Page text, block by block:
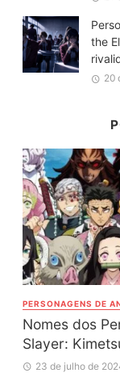
the
20
PERSONAGENS DE
Nomes dos
Slayer:
23 de julho de